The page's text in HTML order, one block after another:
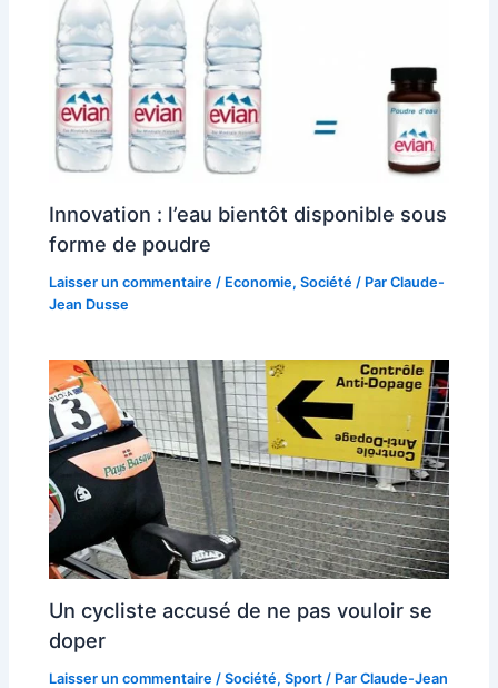
Innovation : l’eau bientôt disponible sous
forme de poudre
Laisser un commentaire / Economie,Société / ParClaude-
Jean Dusse
Un cycliste accusé de ne pas vouloir se
doper
Laisser un commentaire /Société,Sport / ParClaude-Jean